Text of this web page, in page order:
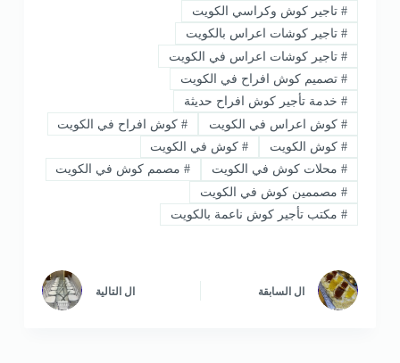
#تاجير كوش وكراسي الكويت
#تاجير كوشات اعراس بالكويت
#تاجير كوشات اعراس في الكويت
#تصميم كوش افراح في الكويت
#خدمة تأجير كوش افراح حديثة
#كوش اعراس في الكويت #كوش افراح في الكويت
#كوش الكويت #كوش في الكويت
#محلات كوش في الكويت #مصمم كوش في الكويت
#مصممين كوش في الكويت
#مكتب تأجير كوش ناعمة بالكويت
ال السابقة ال التالية